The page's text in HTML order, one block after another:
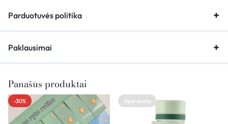
Parduotuvės politika
Paklausimai
Panašūs produktai
-30% Išparduota